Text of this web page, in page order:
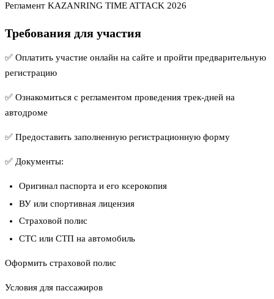
Регламент KAZANRING TIME ATTACK 2026
Требования для участия
✅ Оплатить участие онлайн на сайте и пройти предварительную
регистрацию
✅ Ознакомиться с регламентом проведения трек-дней на
автодроме
✅ Предоставить заполненную регистрационную форму
✅ Документы:
Оригинал паспорта и его ксерокопия
ВУ или спортивная лицензия
Страховой полис
СТС или СТП на автомобиль
Оформить страховой полис
Условия для пассажиров